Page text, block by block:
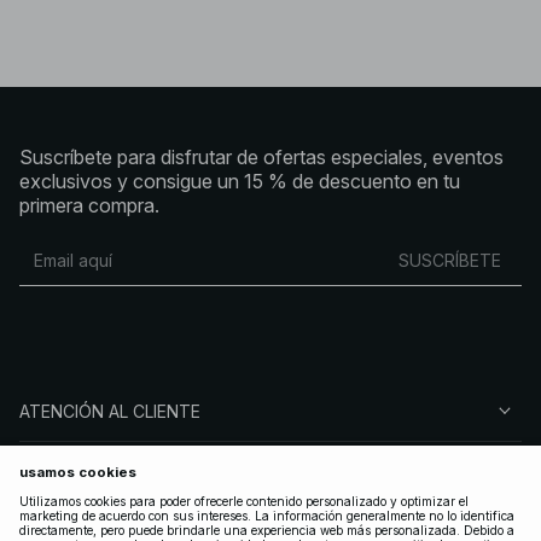
Suscríbete para disfrutar de ofertas especiales, eventos
exclusivos y consigue un 15 % de descuento en tu
primera compra.
SUSCRÍBETE
ATENCIÓN AL CLIENTE
SOBRE NA-KD
SÍGUENOS